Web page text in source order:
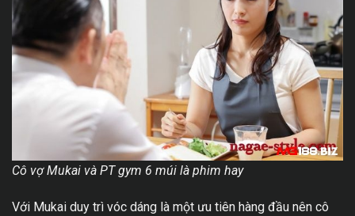
Cô vợ Mukai và PT gym 6 múi là phim hay
Với Mukai duy trì vóc dáng là một ưu tiên hàng đầu nên cô